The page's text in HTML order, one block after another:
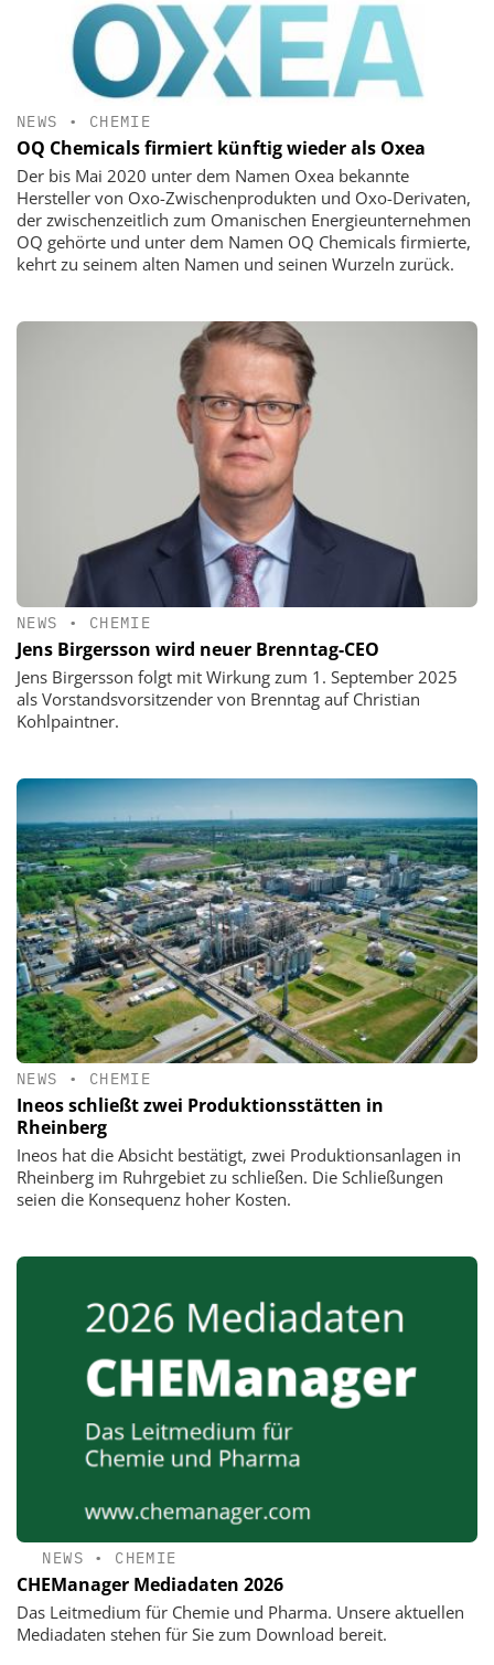
NEWS • CHEMIE
OQ Chemicals firmiert künftig wieder als Oxea
Der bis Mai 2020 unter dem Namen Oxea bekannte
Hersteller von Oxo-Zwischenprodukten und Oxo-Derivaten,
der zwischenzeitlich zum Omanischen Energieunternehmen
OQ gehörte und unter dem Namen OQ Chemicals firmierte,
kehrt zu seinem alten Namen und seinen Wurzeln zurück.
NEWS • CHEMIE
Jens Birgersson wird neuer Brenntag-CEO
Jens Birgersson folgt mit Wirkung zum 1. September 2025
als Vorstandsvorsitzender von Brenntag auf Christian
Kohlpaintner.
NEWS • CHEMIE
Ineos schließt zwei Produktionsstätten in
Rheinberg
Ineos hat die Absicht bestätigt, zwei Produktionsanlagen in
Rheinberg im Ruhrgebiet zu schließen. Die Schließungen
seien die Konsequenz hoher Kosten.
NEWS • CHEMIE
CHEManager Mediadaten 2026
Das Leitmedium für Chemie und Pharma. Unsere aktuellen
Mediadaten stehen für Sie zum Download bereit.